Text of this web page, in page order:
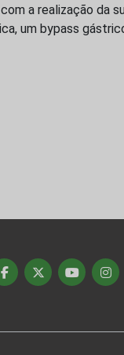
a realização da
um bypass